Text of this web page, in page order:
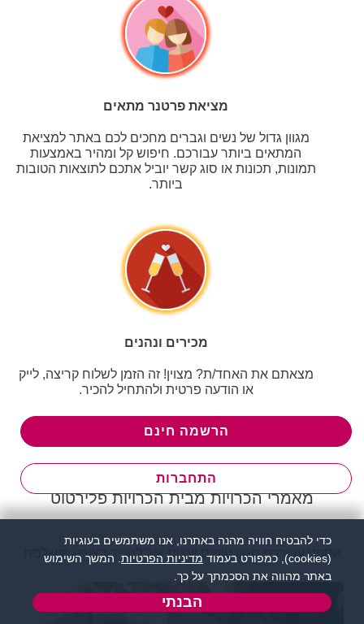
מציאת פרטנר מתאים
מגוון גדול של נשים וגברים מחכים לכם באתר למציאת
המתאים ביותר עבורכם. חיפוש קל ומהיר באמצעות
תמונות, תכונות או סוג קשר יוביל אתכם לתוצאות הטובות
ביותר.
מכירים ונהנים
מצאתם את האחד/ת? מצוין! זה הזמן לשלוח קריצה, לייק
או הודעה פרטית ולהתחיל להכיר.
מאמרי הכרויות מבית הכרויות פלירטוט
אספנו עבורכם מגוון טיפים ועצות איך להכיר בצורה מושלמת
הרשמה חינם
התחברות
כדי להבטיח חוויה מהנה באתרנו, אנו משתמשים בעוגיות
(cookies), כמפורט בעמוד
מדיניות הפרטיות . המשך השימוש
באתר מהווה את הסכמתך על כך.
הבנתי